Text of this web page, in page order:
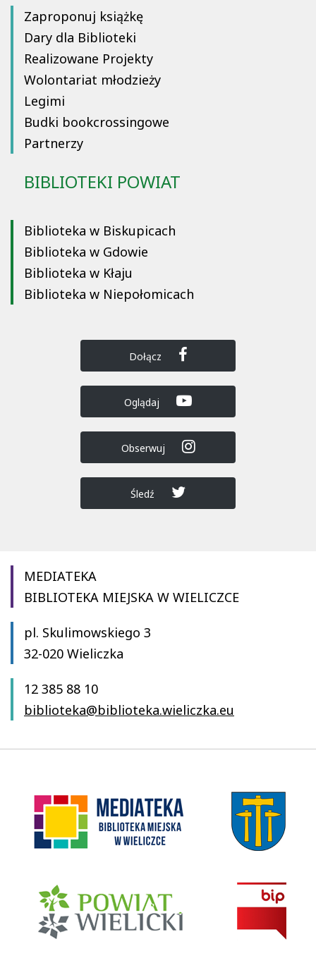
Zaproponuj książkę
Dary dla Biblioteki
Realizowane Projekty
Wolontariat młodzieży
Legimi
Budki bookcrossingowe
Partnerzy
BIBLIOTEKI POWIAT
Biblioteka w Biskupicach
Biblioteka w Gdowie
Biblioteka w Kłaju
Biblioteka w Niepołomicach
Dołącz
Oglądaj
Obserwuj
Śledź
MEDIATEKA
BIBLIOTEKA MIEJSKA W WIELICZCE
pl. Skulimowskiego 3
32-020 Wieliczka
12 385 88 10
biblioteka@biblioteka.wieliczka.eu